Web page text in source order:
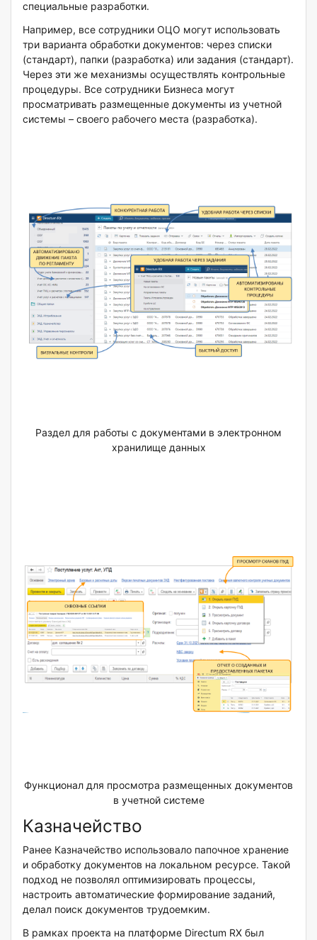
специальные разработки.
Например, все сотрудники ОЦО могут использовать
три варианта обработки документов: через списки
(стандарт), папки (разработка) или задания (стандарт).
Через эти же механизмы осуществлять контрольные
процедуры. Все сотрудники Бизнеса могут
просматривать размещенные документы из учетной
системы – своего рабочего места (разработка).
Раздел для работы с документами в электронном
хранилище данных
Функционал для просмотра размещенных документов
в учетной системе
Казначейство
Ранее Казначейство использовало папочное хранение
и обработку документов на локальном ресурсе. Такой
подход не позволял оптимизировать процессы,
настроить автоматические формирование заданий,
делал поиск документов трудоемким.
В рамках проекта на платформе Directum RX был